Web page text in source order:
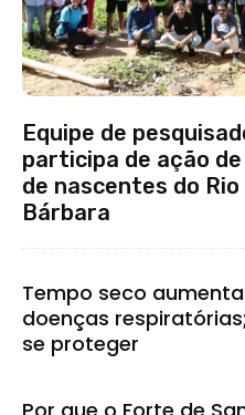
Equipe de
participa de ação
de nascentes do
Bárbara
Tempo seco
doenças
se proteger